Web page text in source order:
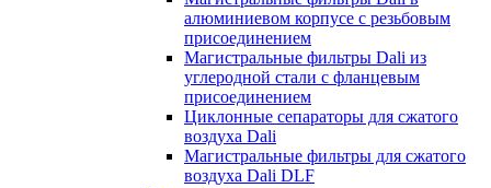
алюминиевом корпусе с резьбовым
присоединением
Магистральные фильтры Dali из
углеродной стали с фланцевым
присоединением
Циклонные сепараторы для сжатого
воздуха Dali
Магистральные фильтры для сжатого
воздуха Dali DLF